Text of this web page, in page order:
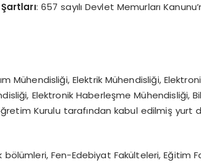
: 657 sayılı Devlet Memurları
Mühendisliği, Elektrik Mühendisliği,
Elektronik Haberleşme Mühendisliği,
Kurulu tarafından kabul edilmiş yurt
bölümleri, Fen-Edebiyat Fakülteleri, Eğitim